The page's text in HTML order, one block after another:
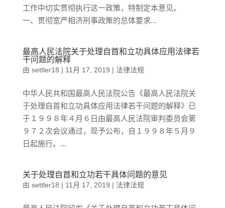
工作中切实贯彻执行这一政策，特制定本意见。
一、贯彻宽严相济刑事政策的总体要求...
最高人民法院关于处理自首和立功具体应用法律若
干问题的解释
由 settler18 | 11月 17, 2019 | 法律法规
中华人民共和国最高人民法院公告《最高人民法院关
于处理自首和立功具体应用法律若干问题的解释》已
于１９９８年４月６日由最高人民法院审判委员会第
９７２次会议通过，现予公布，自１９９８年５月９
日起施行。...
关于处理自首和立功若干具体问题的意见
由 settler18 | 11月 17, 2019 | 法律法规